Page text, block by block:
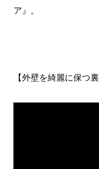
ア』。
【外壁を綺麗に保つ